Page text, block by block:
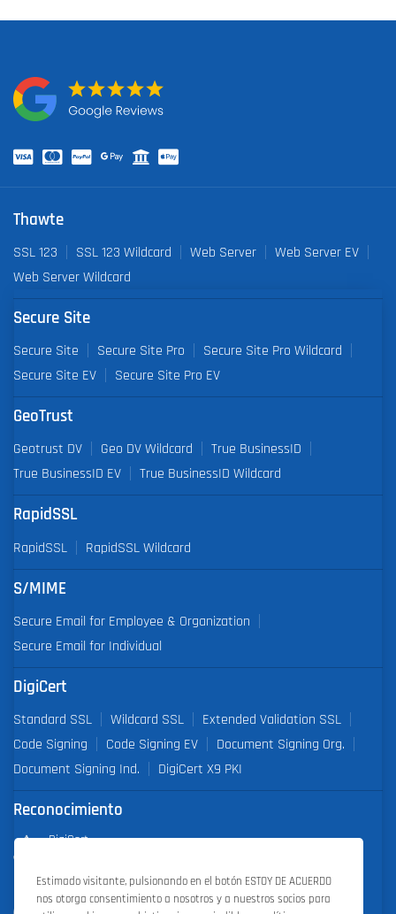
Thawte
SSL 123 SSL 123 Wildcard Web Server
Web Server EV
Web Server Wildcard
Secure Site
Secure Site Secure Site Pro
Secure Site Pro Wildcard
Secure Site EV
Secure Site Pro EV
GeoTrust
Geotrust DV Geo DV Wildcard
True BusinessID
True BusinessID EV
True BusinessID Wildcard
RapidSSL
RapidSSL RapidSSL Wildcard
S/MIME
Secure Email for Employee & Organization
Secure Email for Individual
DigiCert
Standard SSL Wildcard SSL
Extended Validation SSL
Code Signing
Code Signing EV
Document Signing Org.
Document Signing Ind.
DigiCert X9 PKI
Reconocimiento
DigiCert
Outstanding Sales Performance Award 2018, 2019, 2020, 2021,
Estimado visitante, pulsionando en el botón ESTOY DE ACUERDO
nos otorga consentimiento a nosotros y a nuestros socios para